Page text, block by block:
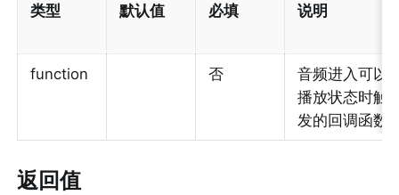
类型 默认值 必填 说明
function 否
音频进入可以
播放状态时触
发的回调函数
返回值